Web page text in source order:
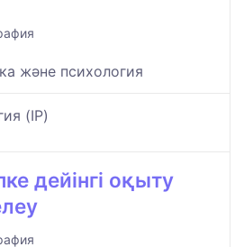
және психология
(IP)
дейінгі оқыту